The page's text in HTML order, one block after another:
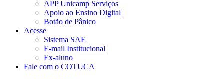
APP Unicamp Serviços
Apoio ao Ensino Digital
Botão de Pânico
Acesse
Sistema SAE
E-mail Institucional
Ex-aluno
Fale com o COTUCA